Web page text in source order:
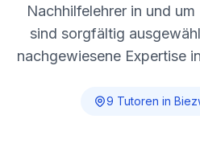
Nachhilfelehrer in und um
sind sorgfältig
nachgewiesene Expertise
9 Tutoren in